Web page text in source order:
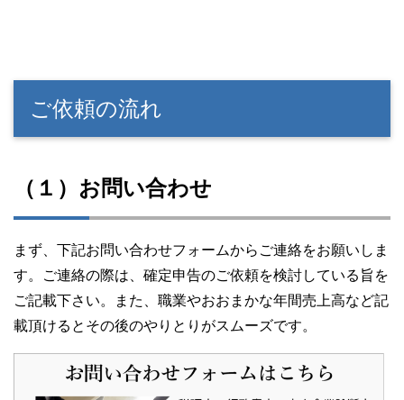
ご依頼の流れ
（１）お問い合わせ
まず、下記お問い合わせフォームからご連絡をお願いしま
す。ご連絡の際は、確定申告のご依頼を検討している旨を
ご記載下さい。また、職業やおおまかな年間売上高など記
載頂けるとその後のやりとりがスムーズです。